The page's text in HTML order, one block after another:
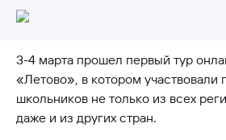
3-4 марта прошел первый тур
«Летово», в котором участвовали
школьников не только из всех
даже и из других стран.